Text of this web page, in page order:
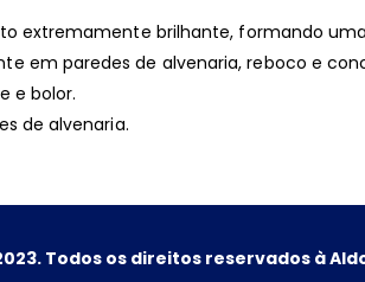
extremamente brilhante, formando
em paredes de alvenaria, reboco e
e bolor.
de alvenaria.
Todos os direitos reservados à